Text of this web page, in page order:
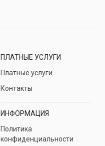
ПЛАТНЫЕ УСЛУГИ
Платные услуги
Контакты
ИНФОРМАЦИЯ
Политика
конфиденциальности